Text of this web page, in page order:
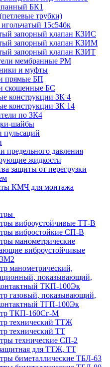
БК1
трубки)
15с54бк
запорный клапан КЗИС
запорный клапан КЗИМ
запорный клапан КЗИТ
мембранные РМ
и муфты
прямые БП
скошенные БС
конструкции ЗК 4
конструкции ЗК 14
по ЗК4
шайбы
пульсаций
предельного давления
жидкости
защиты от перегрузки
КМЧ для монтажа
виброустойчивые ТТ-В
вибростойкие СП-В
манометрические
виброустойчивые
манометрический,
показывающий,
ТКП-100Эк
газовый, показывающий,
ТГП-100Эк
ТКП-160Сг-М
технический ТТЖ
технический ТТ
технические СП-2
для ТТЖ, ТТ
биметаллические ТБЛ-63